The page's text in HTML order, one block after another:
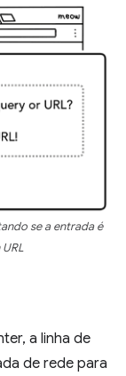
se a entrada é
a linha de
de rede para